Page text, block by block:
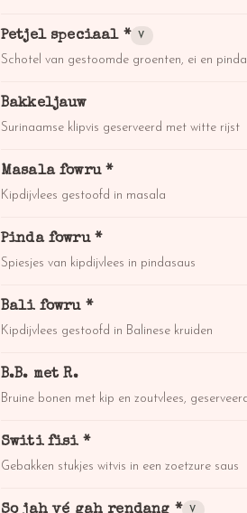
Petjel speciaal * V
Schotel van gestoomde groenten, ei en
Bakkeljauw
Surinaamse klipvis geserveerd met witte rijst
Masala fowru *
Kipdijvlees gestoofd in masala
Pinda fowru *
Spiesjes van kipdijvlees in pindasaus
Bali fowru *
Kipdijvlees gestoofd in Balinese kruiden
B.B. met R.
Bruine bonen met kip en zoutvlees,
Switi fisi *
Gebakken stukjes witvis in een zoetzure saus
V